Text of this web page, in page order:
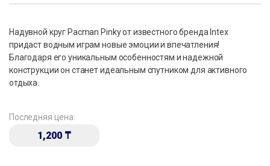
Надувной круг Pacman Pinky от известного бренда Intex
придаст водным играм новые эмоции и впечатления!
Благодаря его уникальным особенностям и надежной
конструкции он станет идеальным спутником для активного
отдыха.
Последняя цена:
1,200 ₸